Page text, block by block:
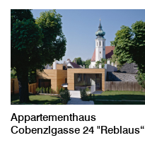
Appartementhaus
Cobenzlgasse 24 "Reblaus“